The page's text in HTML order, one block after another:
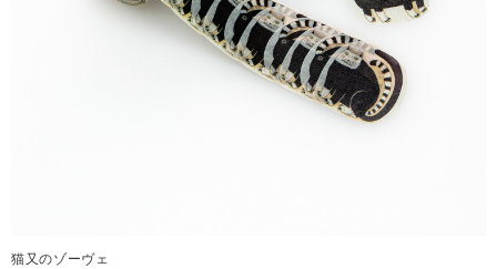
猫又のゾーヴェ